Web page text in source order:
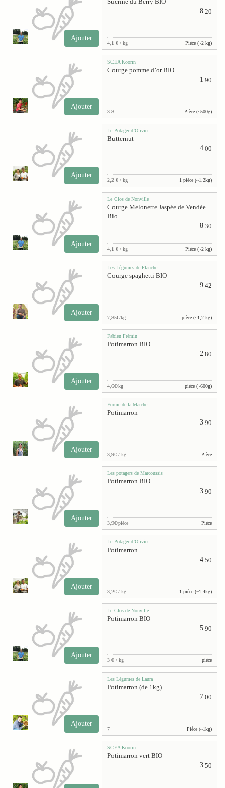
Ajouter
8 20
4,1 € / kg Pièce (~2 kg)
Ajouter
SCEA Koorin
Courge pomme d’or BIO
1 90
3.8 Pièce (~500g)
Ajouter
Le Potager d’Olivier
Butternut
4 00
2,2 € / kg 1 pièce (~1,2kg)
Ajouter
Le Clos de Nonville
Courge Melonette Jaspée de Vendée
Bio
8 30
4,1 € / kg Pièce (~2 kg)
Ajouter
Les Légumes de Planche
Courge spaghetti BIO
9 42
7,85€/kg pièce (~1,2 kg)
Ajouter
Fabien Frémin
Potimarron BIO
2 80
4,6€/kg pièce (~600g)
Ajouter
Ferme de la Marche
Potimarron
3 90
3,9€ / kg Pièce
Ajouter
Les potagers de Marcoussis
Potimarron BIO
3 90
3,9€/pièce Pièce
Ajouter
Le Potager d’Olivier
Potimarron
4 50
3,2€ / kg 1 pièce (~1,4kg)
Ajouter
Le Clos de Nonville
Potimarron BIO
5 90
3 € / kg pièce
Ajouter
Les Légumes de Laura
Potimarron (de 1kg)
7 00
7 Pièce (~1kg)
SCEA Koorin
Potimarron vert BIO
3 50